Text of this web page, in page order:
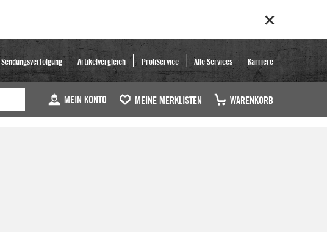
Sendungsverfolgung Artikelvergleich ProfiService Alle Services Karriere
MEIN KONTO MEINE MERKLISTEN WARENKORB